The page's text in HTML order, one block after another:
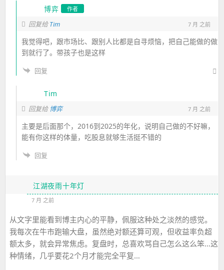
博弈 作者
回复给Tim 7 月 之前
我觉得吧，跟市场比、跟别人比都是自寻烦恼，把自己能做的做
到就行了。带孩子也是这样
回复
Tim
回复给 博弈 7 月 之前
主要是后面那个，2016到2025的年化，说明自己做的不好嘛，
能有你这样的体量，吃股息就够生活挺不错的
回复
江湖夜雨十年灯
7 月 之前
从文字里能看到博主内心的平静，佩服这种处之淡然的感觉。
我每次在牛市跑输大盘，虽然绝对额还算可观，但收益率负超
额太多，就会异常焦虑。复盘时，总喜欢骂自己怎么这么笨…这
种情绪，几乎要花2个月才能完全平复…